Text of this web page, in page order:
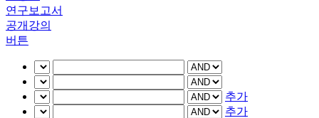
연구보고서
공개강의
버튼
추가
추가